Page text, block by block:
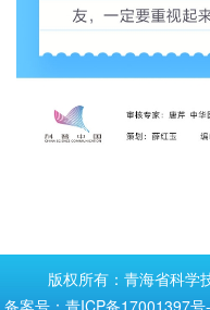
版权所有：青海省科学